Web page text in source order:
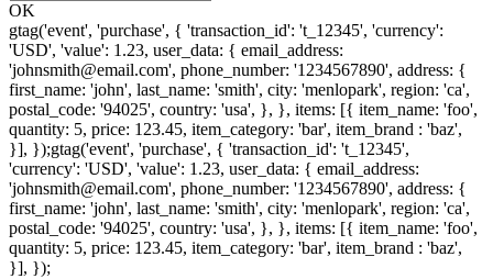
OK
gtag('event', 'purchase', { 'transaction_id': 't_12345', 'currency':
'USD', 'value': 1.23, user_data: { email_address:
'johnsmith@email.com', phone_number: '1234567890', address: {
first_name: 'john', last_name: 'smith', city: 'menlopark', region: 'ca',
postal_code: '94025', country: 'usa', }, }, items: [{ item_name: 'foo',
quantity: 5, price: 123.45, item_category: 'bar', item_brand : 'baz',
}], });gtag('event', 'purchase', { 'transaction_id': 't_12345',
'currency': 'USD', 'value': 1.23, user_data: { email_address:
'johnsmith@email.com', phone_number: '1234567890', address: {
first_name: 'john', last_name: 'smith', city: 'menlopark', region: 'ca',
postal_code: '94025', country: 'usa', }, }, items: [{ item_name: 'foo',
quantity: 5, price: 123.45, item_category: 'bar', item_brand : 'baz',
}], });